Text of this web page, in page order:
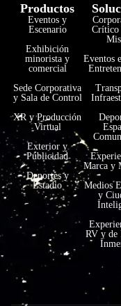
Productos
Eventos y
Escenario
Exhibición
minorista y
comercial
Sede Corporativa
y Sala de Control
XR y Producción
Virtual
Exterior y
Publicidad
Deportes y
Estadio
Crítico
Eventos
Marca y
Medios
y
RV y de